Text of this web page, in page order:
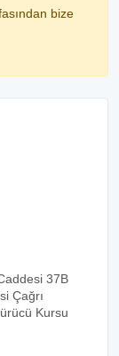
bize
37B
Çağrı
Kursu